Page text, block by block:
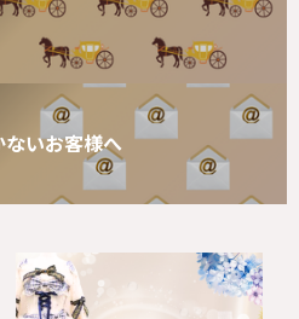
いお客様へ